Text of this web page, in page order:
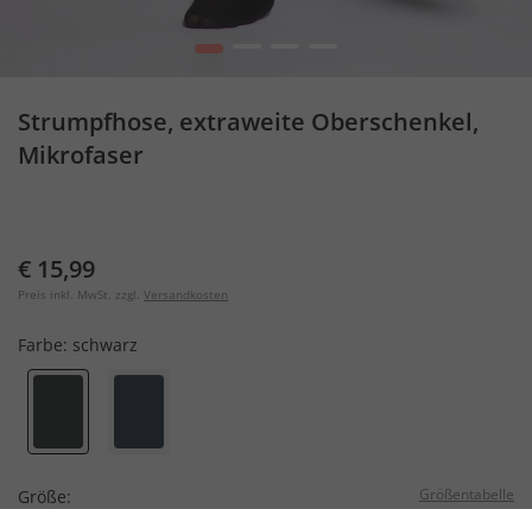
1
Strumpfhose, extraweite Oberschenkel,
Mikrofaser
€ 15,99
Preis inkl. MwSt. zzgl. Versandkosten
Farbe: schwarz
Größe: Größentabelle